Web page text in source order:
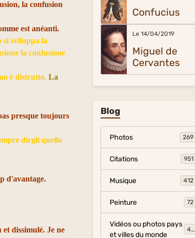
la confusion
est anéanti.
si sviluppa la
la confusione
è distrutto.La
presque toujours
dirgli quello
d'avantage.
dissimulé. Je ne
Confucius
Le 14/04/2019
Miguel de
Cervantes
Blog
Photos 269
Citations 951
Musique 412
Peinture 72
Vidéos ou photos pays
et villes du monde
454